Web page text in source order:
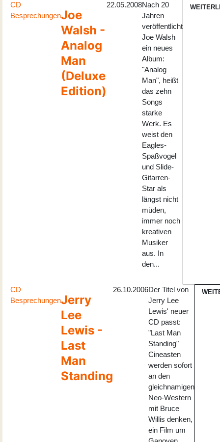
CD
BesprechungenJoe
Walsh -
Analog
Man
(Deluxe
Edition)
22.05.2008Nach 20
Jahren
veröffentlicht
Joe Walsh
ein neues
Album:
"Analog
Man", heißt
das zehn
Songs
starke
Werk. Es
weist den
Eagles-
Spaßvogel
und Slide-
Gitarren-
Star als
längst nicht
müden,
immer noch
kreativen
Musiker
aus. In
den...
CD
BesprechungenJerry
Lee
Lewis -
Last
Man
Standing
26.10.2006Der Titel von
Jerry Lee
Lewis' neuer
CD passt:
"Last Man
Standing"
Cineasten
werden sofort
an den
gleichnamigen
Neo-Western
mit Bruce
Willis denken,
ein Film um